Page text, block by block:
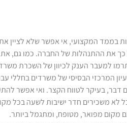
בממד המקצועי, אי אפשר שלא לציין
את ההתנהלות של החברה. כמו גם, את
למעבר הענק לכיוון של השכרת
המרכזי הבסיסי של משרדים בחללי
דבר, בעיקר לטווח הקצר. ואי אפשר
לא משכירים חדר ישיבות לשעה בכל
מקום מפואר, מטופח, ומתגמל ביותר.